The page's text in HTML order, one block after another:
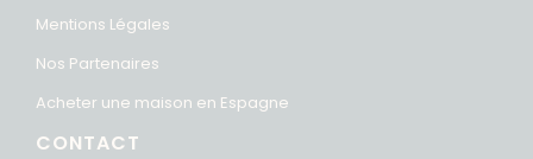
Mentions Légales
Nos Partenaires
Acheter une maison en Espagne
CONTACT